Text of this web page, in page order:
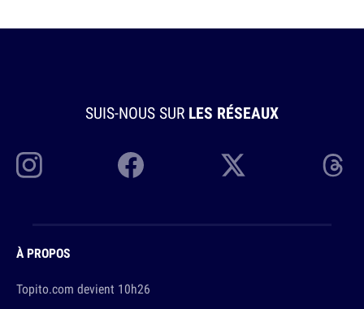
SUIS-NOUS SUR LES RÉSEAUX
À PROPOS
Topito.com devient 10h26